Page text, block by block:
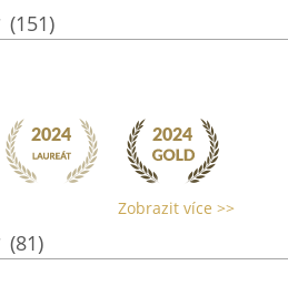
(151)
Zobrazit více >>
(81)